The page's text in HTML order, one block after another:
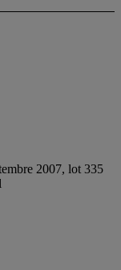
2007, lot 335